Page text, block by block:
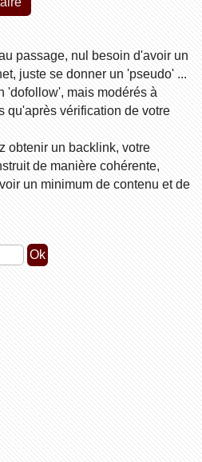
passage, nul besoin d'avoir un
juste se donner un 'pseudo' ...
'dofollow', mais modérés à
qu'après vérification de votre
obtenir un backlink, votre
de manière cohérente,
un minimum de contenu et de